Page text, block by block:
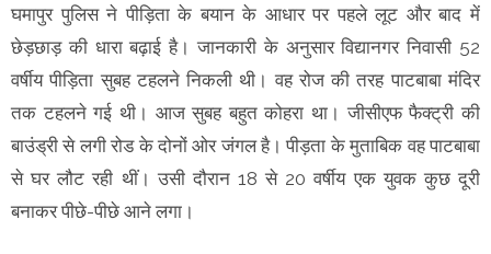
घमापुर पुलिस ने पीड़िता के बयान के आधार पर पहले लूट और बाद में
छेड़छाड़ की धारा बढ़ाई है। जानकारी के अनुसार विद्यानगर निवासी 52
वर्षीय पीड़िता सुबह टहलने निकली थी। वह रोज की तरह पाटबाबा मंदिर
तक टहलने गई थी। आज सुबह बहुत कोहरा था। जीसीएफ फैक्ट्री की
बाउंड्री से लगी रोड के दोनों ओर जंगल है। पीड़ता के मुताबिक वह पाटबाबा
से घर लौट रही थीं। उसी दौरान 18 से 20 वर्षीय एक युवक कुछ दूरी
बनाकर पीछे-पीछे आने लगा।